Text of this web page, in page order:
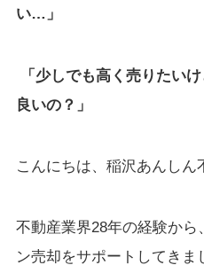
い…」
「少しでも高く売りたい
良いの？」
こんにちは、稲沢あんしん
不動産業界28年の経験から
ン売却をサポートしてきま